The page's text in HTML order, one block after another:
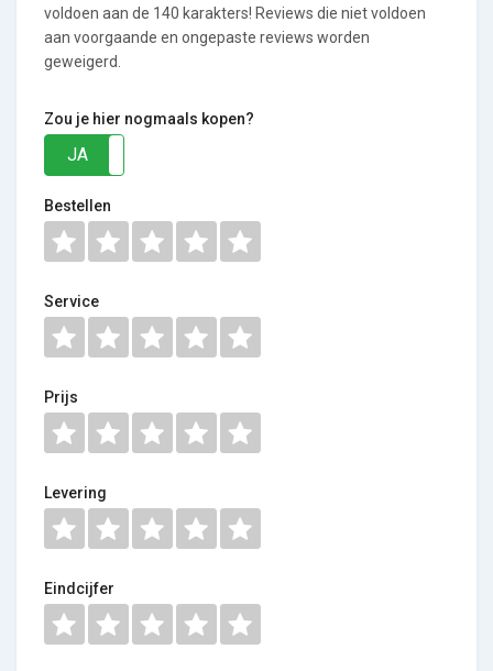
voldoen aan de 140 karakters! Reviews die niet voldoen
aan voorgaande en ongepaste reviews worden
geweigerd.
Zou je hier nogmaals kopen?
JA
Bestellen
Service
Prijs
Levering
Eindcijfer